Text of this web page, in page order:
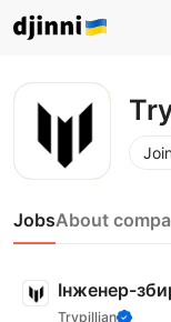
JobsAbout
Інженер-
Trypillian